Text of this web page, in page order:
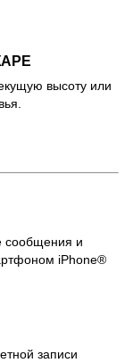
высоту или
сообщения и
iPhone®
записи